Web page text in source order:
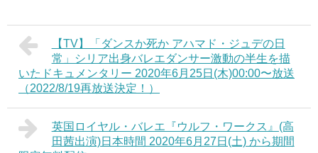
【TV】「ダンスか死か アハマド・ジュデの日
常」シリア出身バレエダンサー激動の半生を描
いたドキュメンタリー 2020年6月25日(木)00:00〜放送
（2022/8/19再放送決定！）
英国ロイヤル・バレエ『ウルフ・ワークス』(高
田茜出演)日本時間 2020年6月27日(土) から期間